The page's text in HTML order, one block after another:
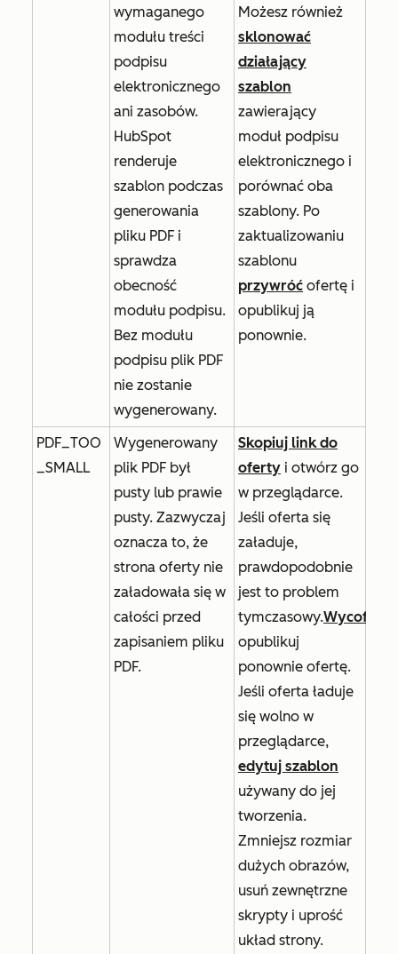
wymaganego
modułu treści
podpisu
elektronicznego
ani zasobów.
HubSpot
renderuje
szablon podczas
generowania
pliku PDF i
sprawdza
obecność
modułu podpisu.
Bez modułu
podpisu plik PDF
nie zostanie
wygenerowany.
Możesz również
sklonować
działający
szablon
zawierający
moduł podpisu
elektronicznego i
porównać oba
szablony. Po
zaktualizowaniu
szablonu
przywróć ofertę i
opublikuj ją
ponownie.
PDF_TOO
_SMALL
Wygenerowany
plik PDF był
pusty lub prawie
pusty. Zazwyczaj
oznacza to, że
strona oferty nie
załadowała się w
całości przed
zapisaniem pliku
PDF.
Skopiuj link do
oferty i otwórz go
w przeglądarce.
Jeśli oferta się
załaduje,
prawdopodobnie
jest to problem
tymczasowy.Wycofaj
opublikuj
ponownie ofertę.
Jeśli oferta ładuje
się wolno w
przeglądarce,
edytuj szablon
używany do jej
tworzenia.
Zmniejsz rozmiar
dużych obrazów,
usuń zewnętrzne
skrypty i uprość
układ strony.